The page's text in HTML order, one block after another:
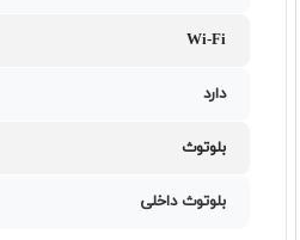
Wi-Fi
دارد
بلوتوث
بلوتوث داخلی